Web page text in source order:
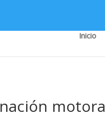
Inicio
motora